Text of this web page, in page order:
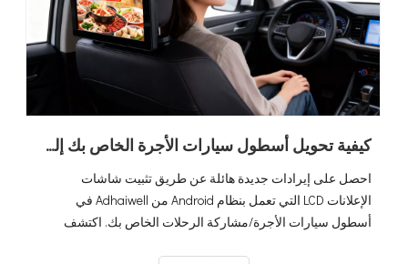
كيفية تحويل أسطول سيارات الأجرة الخاص بك إلى صانع أموال عن طريق شاشات إعلانات LCD التي تعمل بنظام Android (الدليل النهائي لعام 2026)
احصل على إيرادات جديدة هائلة عن طريق تثبيت شاشات
الإعلانات LCD التي تعمل بنظام Android من Adhaiwell في
أسطول سيارات الأجرة/مشاركة الرحلات الخاص بك. اكتشف